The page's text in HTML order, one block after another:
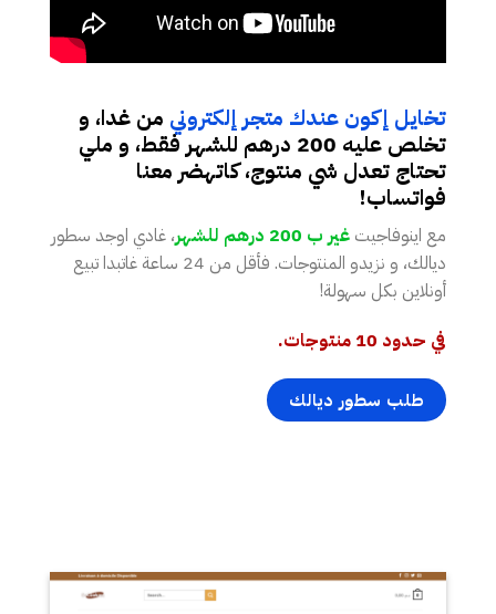
تخايل إكون عندك متجر إلكتروني من غدا، و
تخلص عليه 200 درهم للشهر فقط، و ملي
تحتاج تعدل شي منتوج، كاتهضر معنا
فواتساب!
مع اينوفاجيت غير ب 200 درهم للشهر
، غادي اوجد سطور
ديالك، و نزيدو المنتوجات. فأقل من 24 ساعة غاتبدا تبيع
أونلاين بكل سهولة!
في حدود 10 منتوجات.
طلب سطور ديالك